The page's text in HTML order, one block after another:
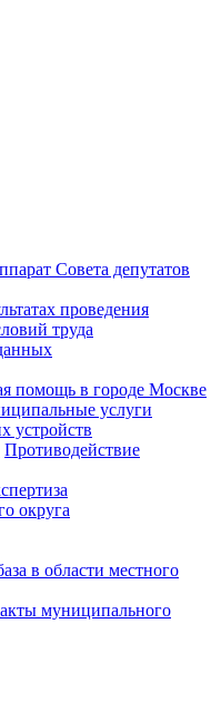
Совета депутатов
проведения
труда
помощь в городе Москве
услуги
устройств
Противодействие
округа
в области местного
муниципального